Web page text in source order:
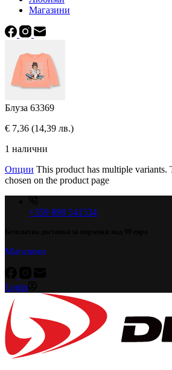
Магазини
Блуза 63369
€ 7,36 (14,39 лв.)
1 налични
Опции This product has multiple variants.
chosen on the product page
+359 898 541534
Магазини
Login